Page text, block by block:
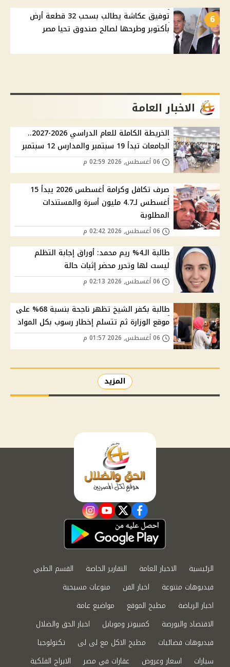
6
توفيق عكاشة يطالب بسحب 32 قطعة أرض
بأكتوبر وطرحها لصالح صندوق تحيا مصر
الاخبار العامة
الخريطة الكاملة للعام الدراسي 2026-2027..
الجامعات تبدأ 19 سبتمبر والمدارس 12 سبتمبر
صرف تكافل وكرامة أغسطس 2026 يبدأ 15
أغسطس لـ4.7 مليون أسرة والمستندات
المطلوبة
طالبة الـ4% ريم محمد: أوراق إجابة التظلم
ليست لها وتحرر محضر إثبات حالة
طالبة بكفر الشيخ تظهر ناجحة بنسبة 68% على
موقع الوزارة ثم تتسلم إخطار رسوب بكل المواد
المزيد
facebook
twitter
youtube
instagram
الرئيسية الاخبار العامة التقارير الخاصة
القسم الطبي
فيديوهات متنوعة
اخبار الفن
منوعات مسيحية
اخبار الرياضة
مطبخ الموقع
مواضيع عامة
الاقتصاد والبورصة
كمبيوتر وموبايل
اخبار الحق والضلال
فيديوهات فضائيات
مطبخ الاكل مع لى لى
تكنولوجيا
سيارات
اسعار وعروض عقارات في مصر الابراج الفلكية